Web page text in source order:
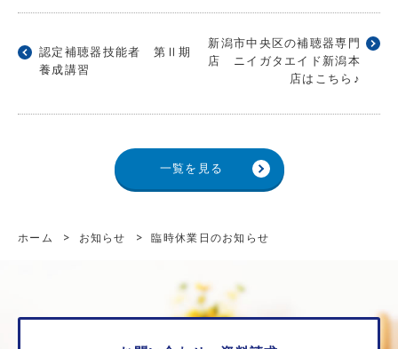
認定補聴器技能者 第Ⅱ期
養成講習
新潟市中央区の補聴器専門
店 ニイガタエイド新潟本
店はこちら♪
一覧を見る
ホーム > お知らせ > 臨時休業日のお知らせ